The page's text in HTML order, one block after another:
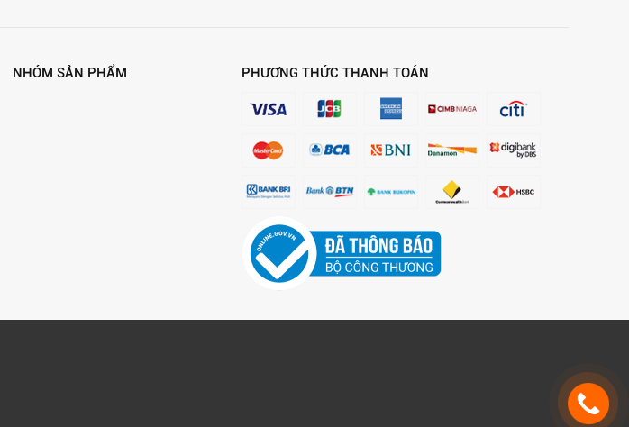
NHÓM SẢN PHẨM PHƯƠNG THỨC THANH TOÁN